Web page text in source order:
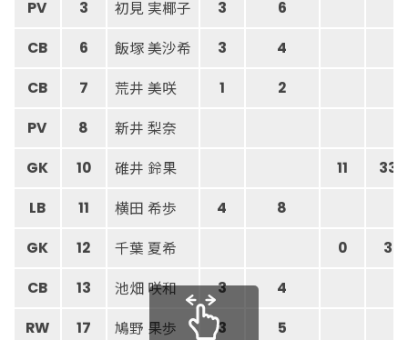
PV 3 初見 実椰子 3 6
CB 6 飯塚 美沙希 3 4
CB 7 荒井 美咲 1 2
PV 8 新井 梨奈
GK 10 碓井 鈴果 11 33
LB 11 横田 希歩 4 8
GK 12 千葉 夏希 0 3
CB 13 池畑 咲和 3 4
RW 17 鳩野 果歩 3 5